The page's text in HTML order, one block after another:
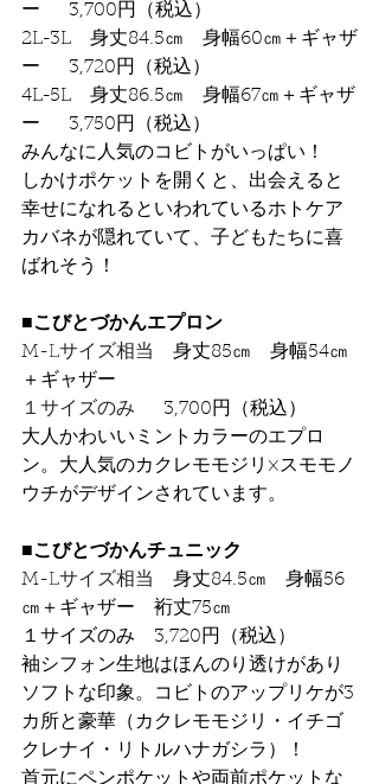
ー	3,700円（税込）
2L-3L　身丈84.5㎝　身幅60㎝＋ギャザ
ー	3,720円（税込）
4L-5L　身丈86.5㎝　身幅67㎝＋ギャザ
ー	3,750円（税込）
みんなに人気のコビトがいっぱい！
しかけポケットを開くと、出会えると
幸せになれるといわれているホトケア
カバネが隠れていて、子どもたちに喜
ばれそう！
■こびとづかんエプロン
M-Lサイズ相当 身丈85㎝　身幅54㎝
＋ギャザー
3,700円（税込）
大人かわいいミントカラーのエプロ
ン。大人気のカクレモモジリ×スモモノ
ウチがデザインされています。
■こびとづかんチュニック
M-Lサイズ相当
身丈84.5㎝　身幅56
㎝＋ギャザー　裄丈75㎝
１サイズのみ　3,720円（税込）
袖シフォン生地はほんのり透けがあり
ソフトな印象。コビトのアップリケが3
カ所と豪華（カクレモモジリ・イチゴ
クレナイ・リトルハナガシラ）！
首元にペンポケットや両前ポケットな